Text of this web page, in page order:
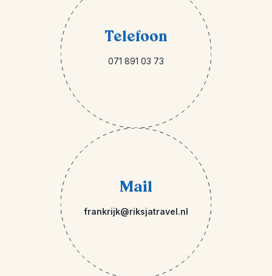
Telefoon
071 891 03 73
Mail
frankrijk@riksjatravel.nl